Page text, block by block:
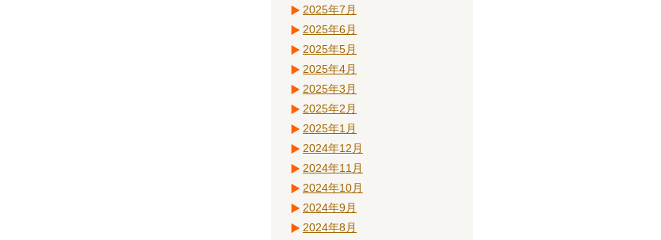
2025年7月
2025年6月
2025年5月
2025年4月
2025年3月
2025年2月
2025年1月
2024年12月
2024年11月
2024年10月
2024年9月
2024年8月